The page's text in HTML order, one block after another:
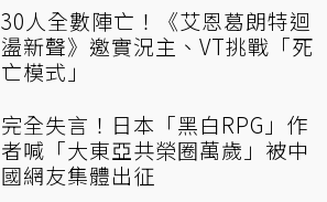
30人全數陣亡！《艾恩葛朗特迴
盪新聲》邀實況主、VT挑戰「死
亡模式」
完全失言！日本「黑白RPG」作
者喊「大東亞共榮圈萬歲」被中
國網友集體出征